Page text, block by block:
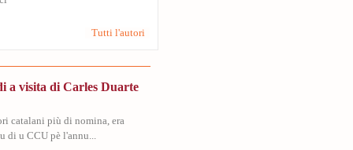
Tutti l'autori
a visita di Carles Duarte
catalani più di nomina, era
di u CCU pè l'annu...